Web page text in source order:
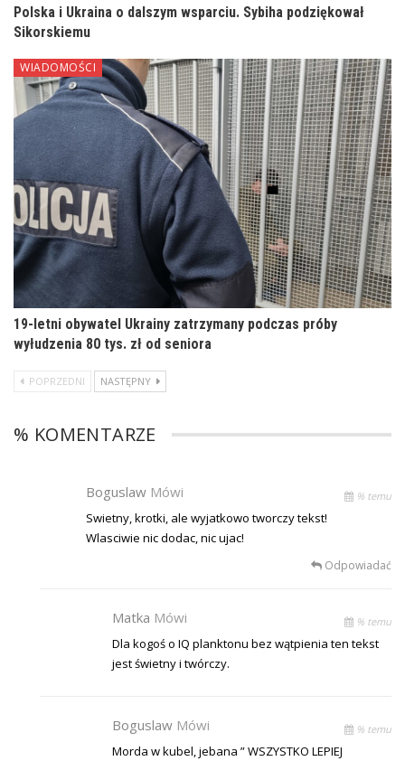
Polska i Ukraina o dalszym wsparciu. Sybiha podziękował
Sikorskiemu
WIADOMOŚCI
19-letni obywatel Ukrainy zatrzymany podczas próby
wyłudzenia 80 tys. zł od seniora
POPRZEDNI NASTĘPNY
% KOMENTARZE
Boguslaw Mówi % temu
Swietny, krotki, ale wyjatkowo tworczy tekst!
Wlasciwie nic dodac, nic ujac!
Odpowiadać
Matka Mówi % temu
Dla kogoś o IQ planktonu bez wątpienia ten tekst
jest świetny i twórczy.
Boguslaw Mówi % temu
Morda w kubel, jebana ” WSZYSTKO LEPIEJ